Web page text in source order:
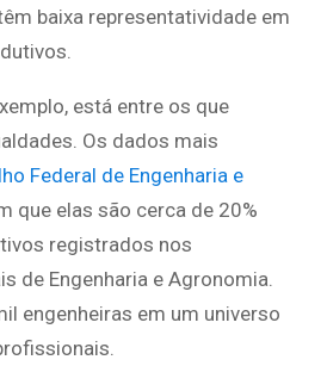
baixa representatividade em
está entre os que
Os dados mais
Federal de Engenharia e
que elas são cerca de 20%
registrados nos
de Engenharia e Agronomia.
engenheiras em um universo